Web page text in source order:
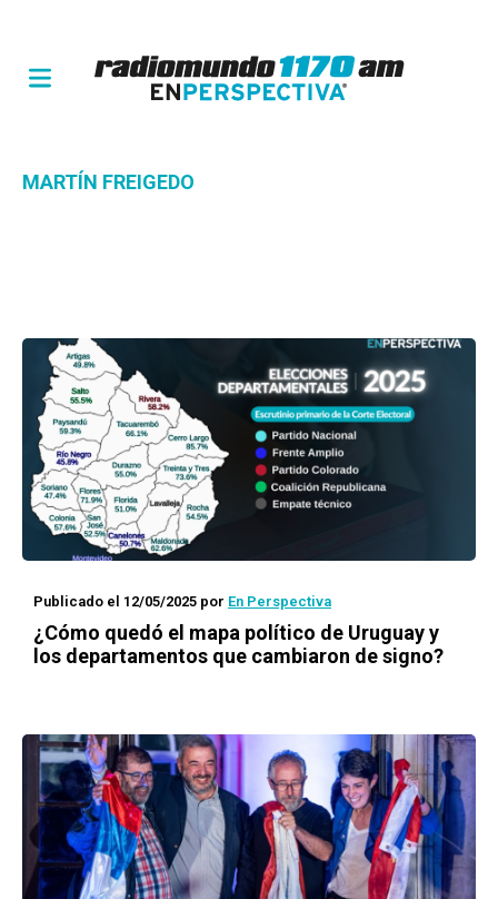
MARTÍN FREIGEDO
Publicado el 12/05/2025 por En Perspectiva
¿Cómo quedó el mapa político de Uruguay y
los departamentos que cambiaron de signo?